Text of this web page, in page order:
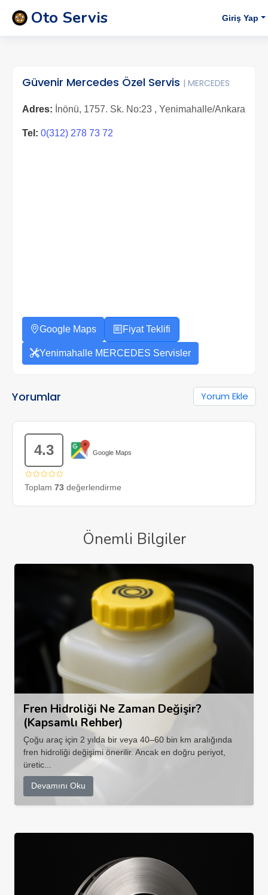
Oto Servis Giriş Yap
Güvenir Mercedes Özel Servis | MERCEDES
Adres: İnönü, 1757. Sk. No:23 , Yenimahalle/Ankara
Tel: 0(312) 278 73 72
Google Maps Fiyat Teklifi
Yenimahalle MERCEDES Servisler
Yorumlar Yorum Ekle
4.3 Google Maps
✩✩✩✩✩
Toplam 73 değerlendirme
Önemli Bilgiler
Fren Hidroliği Ne Zaman Değişir?
(Kapsamlı Rehber)
Çoğu araç için 2 yılda bir veya 40–60 bin km aralığında
fren hidroliği değişimi önerilir. Ancak en doğru periyot,
üretic...
Devamını Oku